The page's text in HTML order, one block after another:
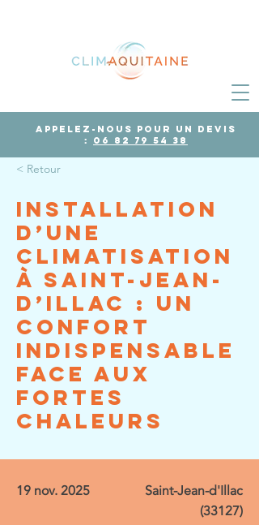
Appelez-nous pour un devis
: 06 82 79 54 38
< Retour
Installation
d’une
climatisation
à Saint-Jean-
d’Illac : un
confort
indispensable
face aux
fortes
chaleurs
19 nov. 2025
Saint-Jean-d'Illac
(33127)